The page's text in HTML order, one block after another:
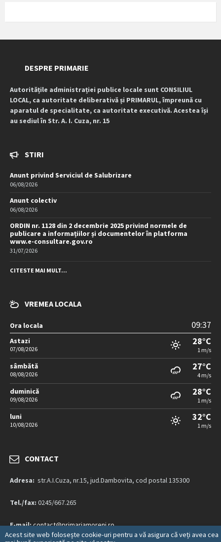
DESPRE PRIMARIE
Autoritățile administrației publice locale sunt CONSILIUL
LOCAL, ca autoritate deliberativă și PRIMARUL, împreună cu
aparatul de specialitate, ca autoritate executivă. Acestea își
au sediul în Str. A. I. Cuza, nr. 15
STIRI
Anunt privind Serviciul de Salubrizare
06/08/2026
Anunt colectiv
06/08/2026
ORDIN nr. 1128 din 2 decembrie 2025 privind normele de
publicare a informațiilor și documentelor în platforma
www.e-consultare.gov.ro
31/07/2026
CITESTE MAI MULT...
VREMEA LOCALA
Ora locala 09:37
Astazi
07/08/2026
28°C
1 m/s
sâmbătă
08/08/2026
27°C
4 m/s
duminică
09/08/2026
28°C
1 m/s
luni
10/08/2026
32°C
1 m/s
CONTACT
Adresa: str.A.I.Cuza, nr.15, jud.Dambovita, cod postal 135300
Tel./fax: 0245/667.265
E-mail:contact@primariamoreni.ro
Acest site web folosește cookie-uri pentru a vă asigura că veți avea cea